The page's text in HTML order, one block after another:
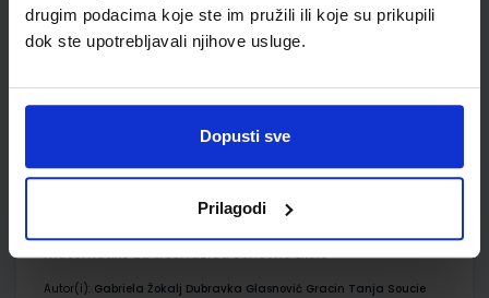
drugim podacima koje ste im pružili ili koje su prikupili
dok ste upotrebljavali njihove usluge.
Dopusti sve
Prilagodi
Autor(i):Dubravka Glasnović Gracin Gabriela Žokalj Tanja Soucie
Nakladnik: ALFA d.d. Registarski broj ministarstva:
Udžbenik
OTKRIVAMO MATEMATIKU 3; listići za integriranu nastavu iz
matematike za treći razred osnovne škole
Autor(i): Gabriela Žokalj Dubravka Glasnović Gracin Tanja Soucie